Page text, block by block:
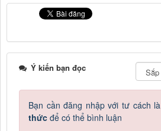
Ý kiến bạn đọc
Bạn cần đăng nhập với tư cách là
thức để có thể bình luận